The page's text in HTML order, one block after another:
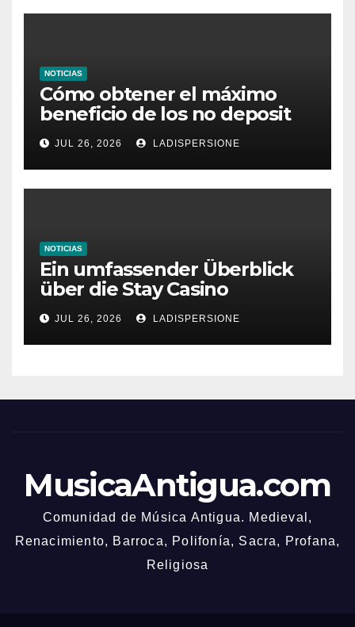
NOTICIAS
Cómo obtener el máximo
beneficio de los no deposit
bonus codes de roby casino
JUL 26, 2026 LADISPERSIONE
NOTICIAS
Ein umfassender Überblick
über die Stay Casino
Bonusbedingungen
JUL 26, 2026 LADISPERSIONE
MusicaAntigua.com
Comunidad de Música Antigua. Medieval,
Renacimiento, Barroca, Polifonía, Sacra, Profana,
Religiosa